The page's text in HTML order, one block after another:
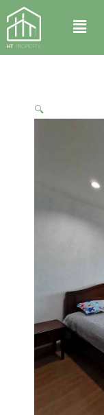
Skip
to
content
Menu
🔍